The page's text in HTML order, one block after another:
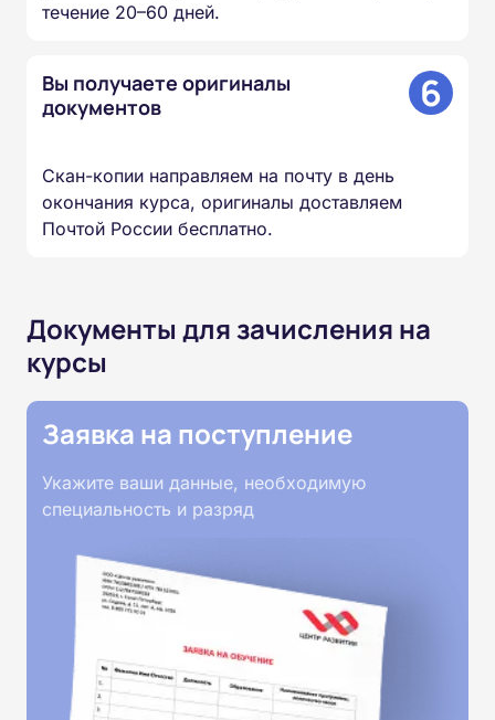
течение 20–60 дней.
Вы получаете оригиналы
документов
6
Скан-копии направляем на почту в день
окончания курса, оригиналы доставляем
Почтой России бесплатно.
Документы для зачисления на
курсы
Заявка на поступление
Укажите ваши данные, необходимую
специальность и разряд